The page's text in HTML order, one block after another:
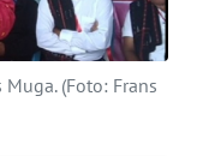
(Foto: Frans